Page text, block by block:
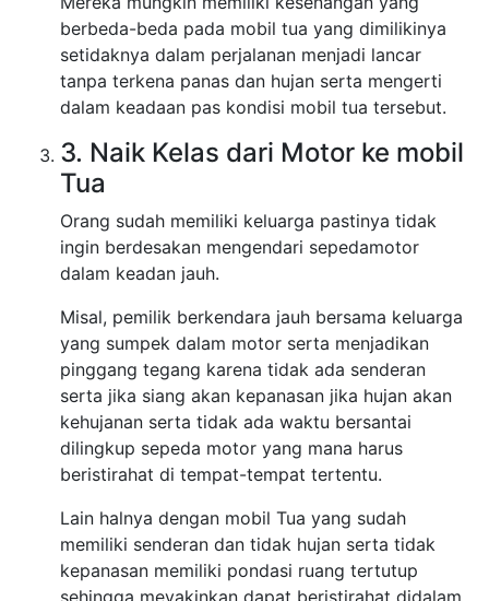
berbeda-beda pada mobil tua yang dimilikinya
setidaknya dalam perjalanan menjadi lancar
tanpa terkena panas dan hujan serta mengerti
dalam keadaan pas kondisi mobil tua tersebut.
3. Naik Kelas dari Motor ke mobil
Tua
Orang sudah memiliki keluarga pastinya tidak
ingin berdesakan mengendari sepedamotor
dalam keadan jauh.
Misal, pemilik berkendara jauh bersama keluarga
yang sumpek dalam motor serta menjadikan
pinggang tegang karena tidak ada senderan
serta jika siang akan kepanasan jika hujan akan
kehujanan serta tidak ada waktu bersantai
dilingkup sepeda motor yang mana harus
beristirahat di tempat-tempat tertentu.
Lain halnya dengan mobil Tua yang sudah
memiliki senderan dan tidak hujan serta tidak
kepanasan memiliki pondasi ruang tertutup